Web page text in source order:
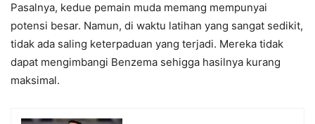
Pasalnya, kedue pemain muda memang mempunyai
potensi besar. Namun, di waktu latihan yang sangat sedikit,
tidak ada saling keterpaduan yang terjadi. Mereka tidak
dapat mengimbangi Benzema sehigga hasilnya kurang
maksimal.